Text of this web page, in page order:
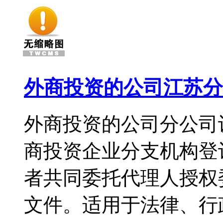
外商投资的公司江苏
外商投资的公司分公
商投资企业分支机构
者共同委托代理人授
文件。适用于法律、